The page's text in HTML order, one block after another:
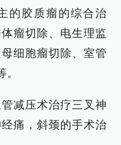
的胶质瘤的综合治
瘤切除、电生理监
细胞瘤切除、室管
减压术治疗三叉神
痛，斜颈的手术治